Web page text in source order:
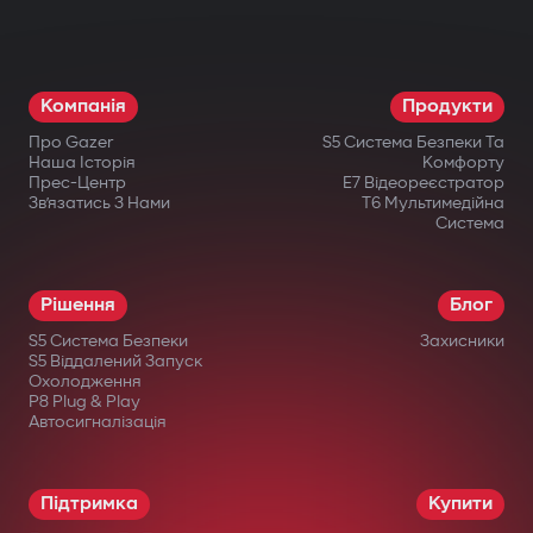
систему. Навіть при фізичному втручанні
запуск неможливий.
Бездротове реле та підкапотний
модуль блокування
Додатковий підкапотний модуль блокує
запуск двигуна навіть при пошкодженні
центрального блоку.
Інтелектуальний дистанційний
Запуск двигуна через застосунок Gazer
Компанія
Про Gazer
Наша Історія
Прес-Центр
Зв’язатись З Нами
Продукти
S5 Система Безпеки Та
Комфорту
E7 Відеореєстратор
T6 Мультимедійна
Система
Рішення
S5 Система Безпеки
S5 Віддалений Запуск
Охолодження
P8 Plug & Play
Автосигналізація
Блог
Захисники
Підтримка Купити